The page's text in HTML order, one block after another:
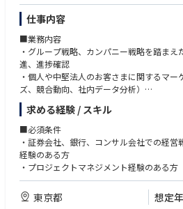
■ポジションの魅力
・代表取締役直下のポジションとして業務
・信託・証券化・ストラクチャードファイ
性を身につけられる
・営業のみならず商品開発や事業開発にも
・金融機関、スポンサー、アセットマネー
加者とのネットワークを構築できる
■同社の特徴
【主要顧客】
証券化取引、LBOファイナンス、プロジェ
ケージ商品などを組成する国内外の金融機
ル、インフラ、データセンター、再生可能
セットへ投資する国内外の大手アセットマ
ます。
仕事内容
■業務内容
・グループ戦略、カンパニー戦略を踏ま
進、進捗確認
・個人や中堅法人のお客さまに関するマ
ズ、競合動向、社内データ分析）
・個人や中堅法人のお客さまに関する営業
援
・ネット証券との協働戦略の立案
・DXを活用した効率的な営業手法、業務
求める経験 / スキル
■必須条件
・証券会社、銀行、コンサル会社での経
経験のある方
・プロジェクトマネジメント経験のある方
東京都 想定